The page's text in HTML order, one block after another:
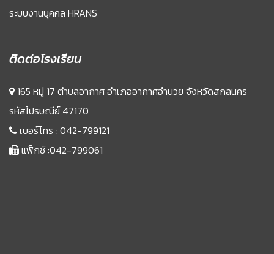
ระบบงานบุคคล HRANS
ติดต่อโรงเรียน
165 หมู่ 17 ตำบลอากาศ อำเภออากาศอำนวย จังหวัดสกลนคร
รหัสไปรษณีย์ 47170
เบอร์โทร : 042-799121
แฟ็กซ์ :042-799061